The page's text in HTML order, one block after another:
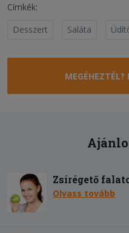
Címkék:
Desszert
Saláta
Zsírégető
Olvass tovább